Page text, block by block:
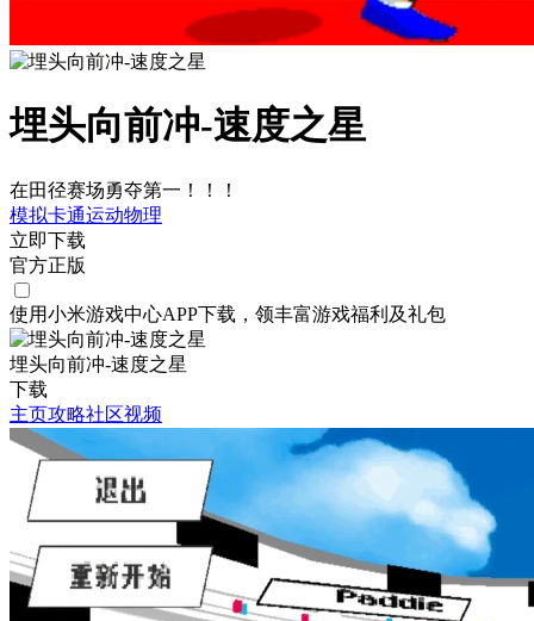
埋头向前冲-速度之星
在田径赛场勇夺第一！！！
模拟卡通运动物理
立即下载
官方正版
使用小米游戏中心APP下载 ，领丰富游戏福利 及礼包
埋头向前冲-速度之星
下载
主页攻略社区视频